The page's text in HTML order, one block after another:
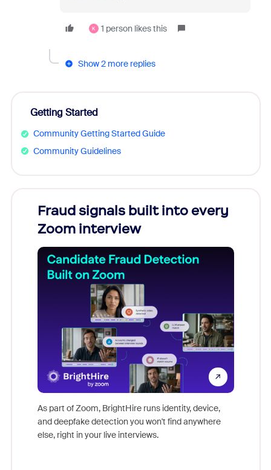
K 1 person likes this
Show 2 more replies
Getting Started
Community Getting Started Guide
Community Guidelines
Fraud signals built into every
Zoom interview
As part of Zoom, BrightHire runs identity, device,
and deepfake detection you won't find anywhere
else, right in your live interviews.